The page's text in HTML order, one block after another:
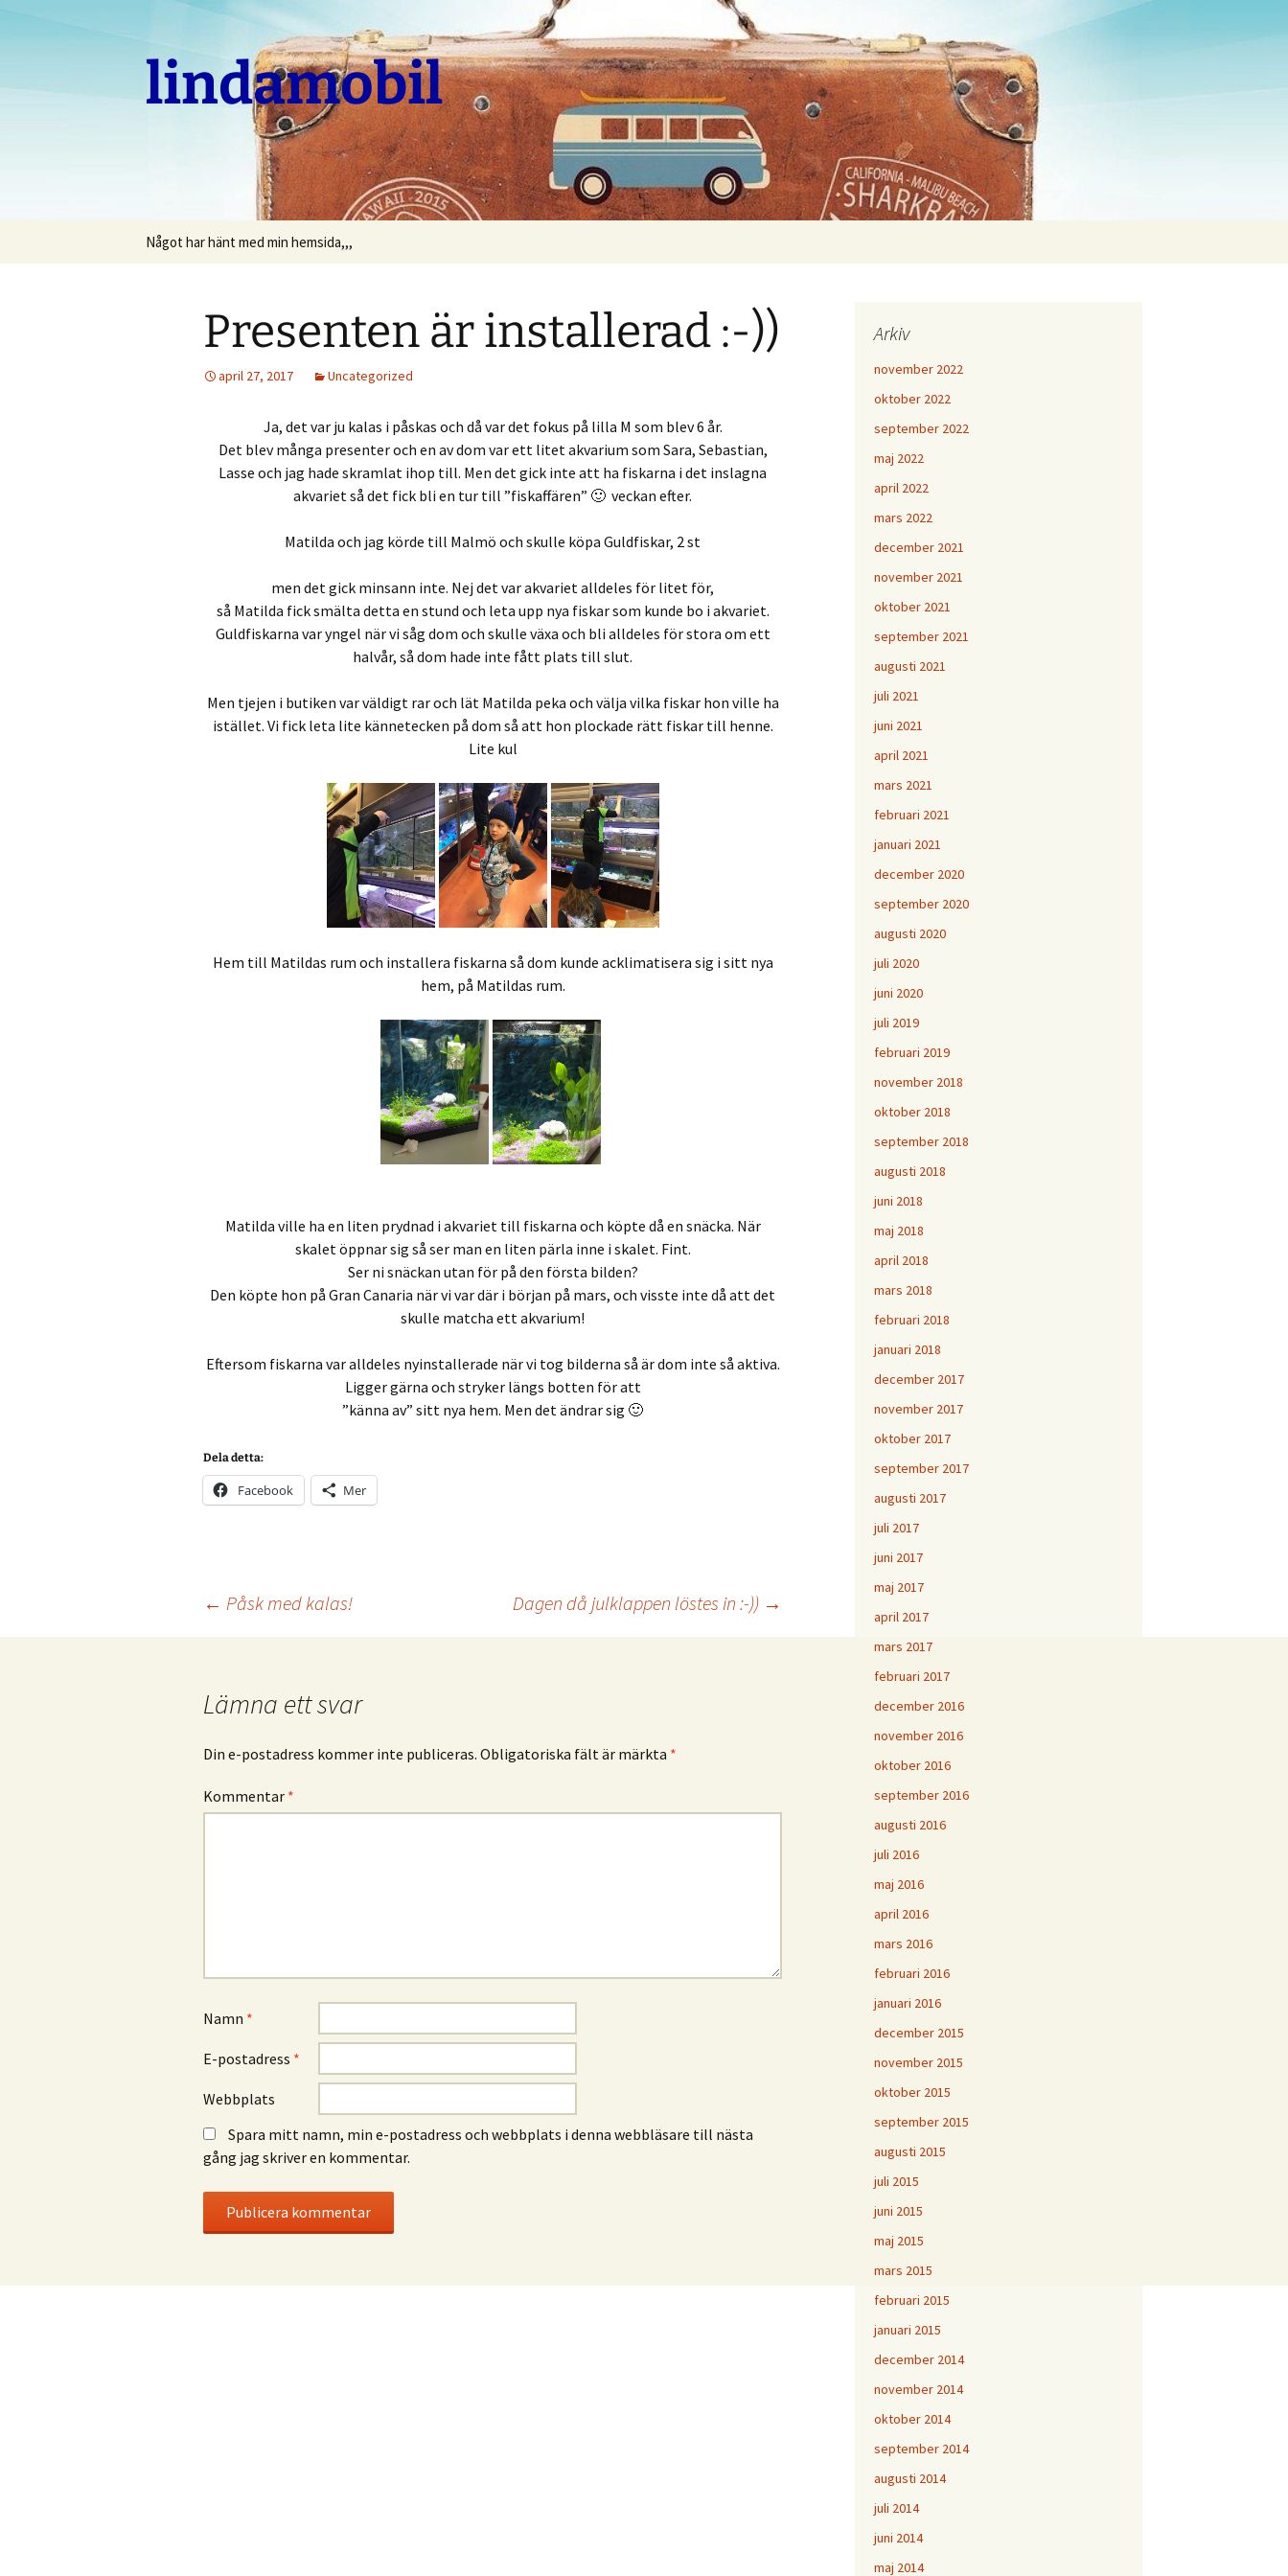
lindamobil
Något har hänt med min hemsida,,,
Presenten är installerad :-))
april 27, 2017 Uncategorized
Ja, det var ju kalas i påskas och då var det fokus på lilla M som blev 6 år.
Det blev många presenter och en av dom var ett litet akvarium som Sara, Sebastian,
Lasse och jag hade skramlat ihop till. Men det gick inte att ha fiskarna i det inslagna
akvariet så det fick bli en tur till ”fiskaffären” 🙂 veckan efter.
Matilda och jag körde till Malmö och skulle köpa Guldfiskar, 2 st
men det gick minsann inte. Nej det var akvariet alldeles för litet för,
så Matilda fick smälta detta en stund och leta upp nya fiskar som kunde bo i akvariet.
Guldfiskarna var yngel när vi såg dom och skulle växa och bli alldeles för stora om ett
halvår, så dom hade inte fått plats till slut.
Men tjejen i butiken var väldigt rar och lät Matilda peka och välja vilka fiskar hon ville ha
istället. Vi fick leta lite kännetecken på dom så att hon plockade rätt fiskar till henne.
Lite kul
Hem till Matildas rum och installera fiskarna så dom kunde acklimatisera sig i sitt nya
hem, på Matildas rum.
Matilda ville ha en liten prydnad i akvariet till fiskarna och köpte då en snäcka. När
skalet öppnar sig så ser man en liten pärla inne i skalet. Fint.
Ser ni snäckan utan för på den första bilden?
Den köpte hon på Gran Canaria när vi var där i början på mars, och visste inte då att det
skulle matcha ett akvarium!
Eftersom fiskarna var alldeles nyinstallerade när vi tog bilderna så är dom inte så aktiva.
Ligger gärna och stryker längs botten för att
”känna av” sitt nya hem. Men det ändrar sig 🙂
Dela detta:
Facebook Mer
Inläggsnavigering
← Påsk med kalas! Dagen då julklappen löstes in :-)) →
Lämna ett svar
Din e-postadress kommer inte publiceras. Obligatoriska fält är märkta *
Kommentar *
Namn *
E-postadress *
Webbplats
Spara mitt namn, min e-postadress och webbplats i denna webbläsare till nästa
gång jag skriver en kommentar.
Arkiv
november 2022
oktober 2022
september 2022
maj 2022
april 2022
mars 2022
december 2021
november 2021
oktober 2021
september 2021
augusti 2021
juli 2021
juni 2021
april 2021
mars 2021
februari 2021
januari 2021
december 2020
september 2020
augusti 2020
juli 2020
juni 2020
juli 2019
februari 2019
november 2018
oktober 2018
september 2018
augusti 2018
juni 2018
maj 2018
april 2018
mars 2018
februari 2018
januari 2018
december 2017
november 2017
oktober 2017
september 2017
augusti 2017
juli 2017
juni 2017
maj 2017
april 2017
mars 2017
februari 2017
december 2016
november 2016
oktober 2016
september 2016
augusti 2016
juli 2016
maj 2016
april 2016
mars 2016
februari 2016
januari 2016
december 2015
november 2015
oktober 2015
september 2015
augusti 2015
juli 2015
juni 2015
maj 2015
mars 2015
februari 2015
januari 2015
december 2014
november 2014
oktober 2014
september 2014
augusti 2014
juli 2014
juni 2014
maj 2014